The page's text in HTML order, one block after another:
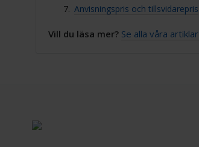
Anvisningspris och tillsvidarepris
Vill du läsa mer? Se alla våra